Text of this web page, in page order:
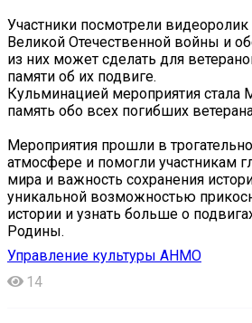
Участники посмотрели видеоролик
Великой Отечественной войны и
из них может сделать для
памяти об их подвиге.
Кульминацией мероприятия стала
память обо всех погибших
Мероприятия прошли в
атмосфере и помогли участникам
мира и важность сохранения
уникальной возможностью
истории и узнать больше о
Родины.
Управление культуры АНМО
14